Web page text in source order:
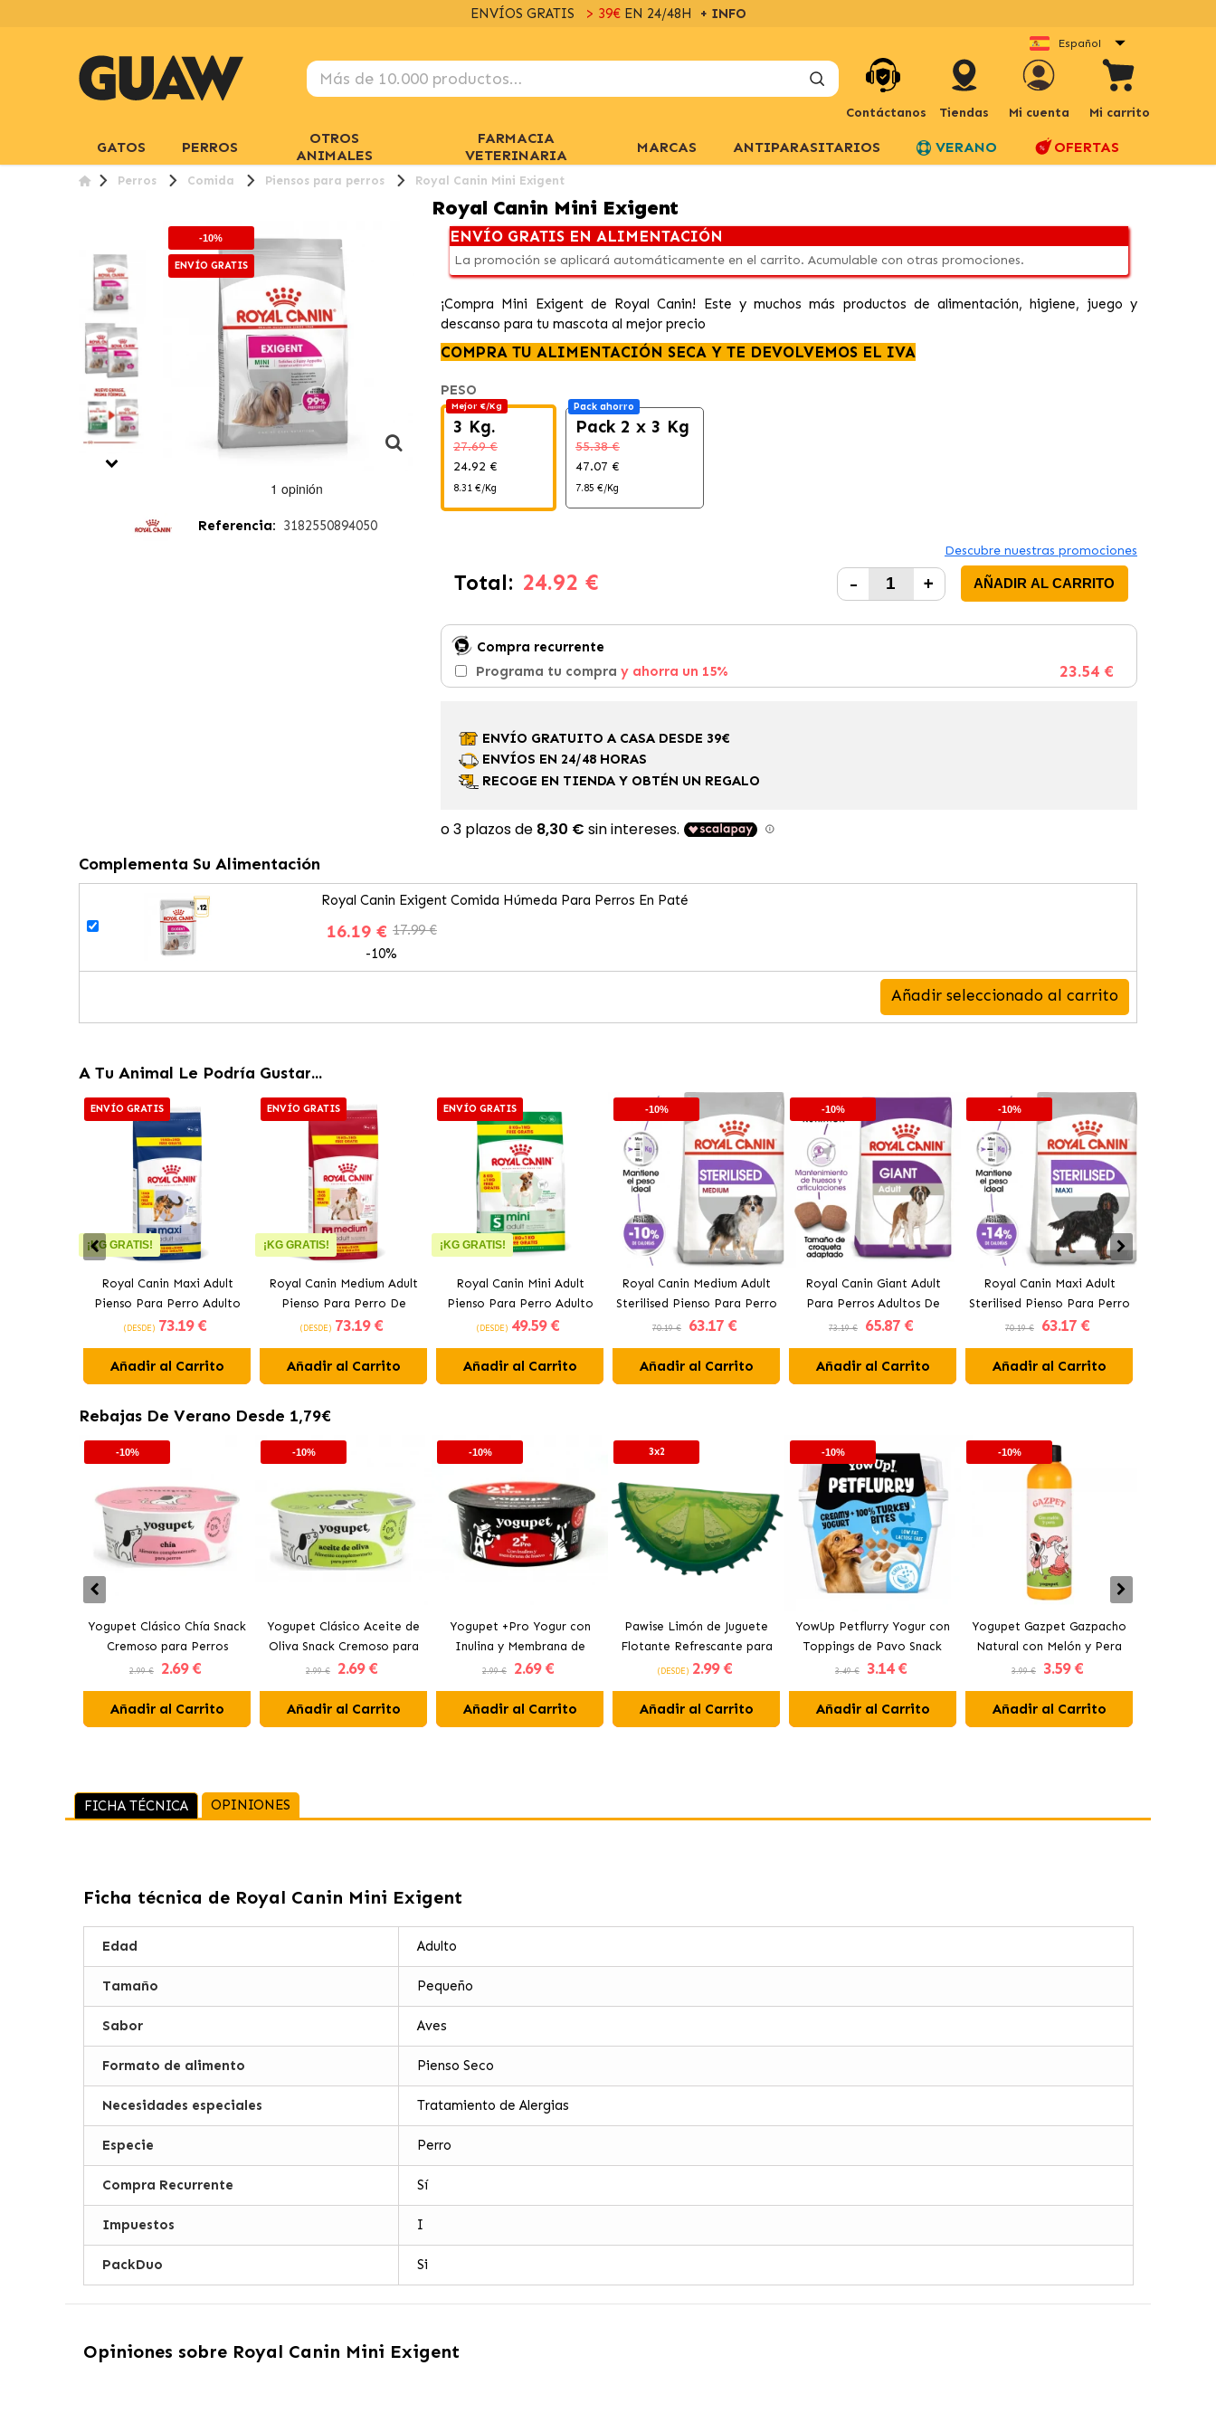
ENVÍOS GRATIS > 39€EN 24/48H + INFO
Español
Contáctanos Tiendas Mi cuenta Mi carrito
GATOS PERROS
OTROS
ANIMALES
FARMACIA
VETERINARIA
MARCAS ANTIPARASITARIOS VERANO OFERTAS
Perros Comida Piensos para perros Royal Canin Mini Exigent
Royal Canin Mini Exigent
-10%
ENVÍO GRATIS
Referencia: 3182550894050
ENVÍO GRATIS EN ALIMENTACIÓN
La promoción se aplicará automáticamente en el carrito. Acumulable con otras promociones.
¡Compra Mini Exigent de Royal Canin! Este y muchos más productos de alimentación, higiene, juego y
descanso para tu mascota al mejor precio
COMPRA TU ALIMENTACIÓN SECA Y TE DEVOLVEMOS EL IVA
PESO
Mejor €/Kg
3 Kg.
27.69 €
24.92 €
8.31 €/Kg
Pack ahorro
Pack 2 x 3 Kg
55.38 €
47.07 €
7.85 €/Kg
Descubre nuestras promociones
Total: 24.92 € - + AÑADIR AL CARRITO
Compra recurrente
Programa tu compra y ahorra un 15% 23.54 €
ENVÍO GRATUITO A CASA DESDE 39€
ENVÍOS EN 24/48 HORAS
RECOGE EN TIENDA Y OBTÉN UN REGALO
Complementa Su Alimentación
Royal Canin Exigent Comida Húmeda Para Perros En Paté
16.19 € 17.99 €
-10%
Añadir seleccionado al carrito
A Tu Animal Le Podría Gustar...
ENVÍO GRATIS
¡KG GRATIS!
Royal Canin Maxi Adult
Pienso Para Perro Adulto
De Razas Grandes
(DESDE) 73.19 €
Añadir al Carrito
ENVÍO GRATIS
¡KG GRATIS!
Royal Canin Medium Adult
Pienso Para Perro De
Tamaño Mediano
(DESDE) 73.19 €
Añadir al Carrito
ENVÍO GRATIS
¡KG GRATIS!
Royal Canin Mini Adult
Pienso Para Perro Adulto
De Razas Pequeñas
(DESDE) 49.59 €
Añadir al Carrito
-10%
Royal Canin Medium Adult
Sterilised Pienso Para Perro
Mediano Esterilizado
70.19 € 63.17 €
Añadir al Carrito
-10%
Royal Canin Giant Adult
Para Perros Adultos De
Tamaño Gigante
73.19 € 65.87 €
Añadir al Carrito
-10%
Royal Canin Maxi Adult
Sterilised Pienso Para Perro
Grande Esterilizado
70.19 € 63.17 €
Añadir al Carrito
Rebajas De Verano Desde 1,79€
-10%
Yogupet Clásico Chía Snack
Cremoso para Perros
2.99 € 2.69 €
Añadir al Carrito
-10%
Yogupet Clásico Aceite de
Oliva Snack Cremoso para
Perros
2.99 € 2.69 €
Añadir al Carrito
-10%
Yogupet +Pro Yogur con
Inulina y Membrana de
Huevo para Perros y Gatos
2.99 € 2.69 €
Añadir al Carrito
3x2
Pawise Limón de Juguete
Flotante Refrescante para
Perros 12 cm
(DESDE) 2.99 €
Añadir al Carrito
-10%
YowUp Petflurry Yogur con
Toppings de Pavo Snack
para Perros
3.49 € 3.14 €
Añadir al Carrito
-10%
Yogupet Gazpet Gazpacho
Natural con Melón y Pera
para Perros y Gatos
3.99 € 3.59 €
Añadir al Carrito
FICHA TÉCNICA OPINIONES
Ficha técnica de Royal Canin Mini Exigent
Edad Adulto
Tamaño Pequeño
Sabor Aves
Formato de alimento Pienso Seco
Necesidades especiales Tratamiento de Alergias
Especie Perro
Compra Recurrente Sí
Impuestos I
PackDuo Si
Opiniones sobre Royal Canin Mini Exigent